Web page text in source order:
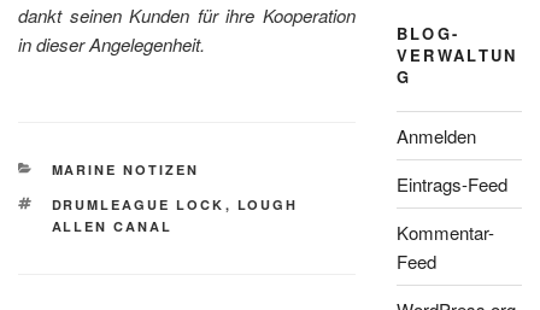
dankt seinen Kunden für ihre Kooperation
in dieser Angelegenheit.
KATEGORIEN
MARINE NOTIZEN
SCHLAGWÖRTER
DRUMLEAGUE LOCK , LOUGH
ALLEN CANAL
BLOG-
VERWALTUN
G
Anmelden
Eintrags-Feed
Kommentar-
Feed